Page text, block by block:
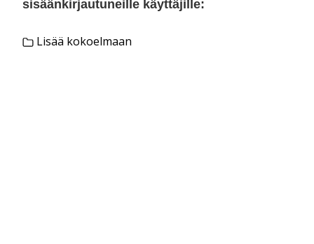
sisäänkirjautuneille käyttäjille:
Lisää kokoelmaan